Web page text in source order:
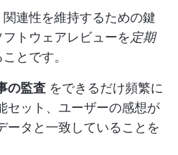
連性を維持するための鍵
トウェアレビューを 定期
とです。
の監査 をできるだけ頻繁に
セット、ユーザーの感想が
ータと一致していることを